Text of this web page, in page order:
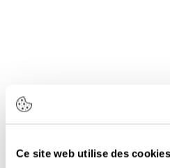
Ce site web utilise des